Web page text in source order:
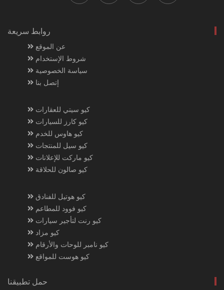
روابط سريعة
عن الموقع
شروط الإستخدام
سياسة الخصوصية
إتصل بنا
كيو سيتي للعقارات
كيو كارز للسيارات
كيو هاوس للخدم
كيو سيل للمنتجات
كيو ماركت للإعلانات
كيو صالون للحلاقة
كيو هوتيل للفنادق
كيو فوود للمطاعم
كيو رنت لتأجير سيارات
كيو مزاد
كيو نامبر للوحات والأرقام
كيو هوست للمواقع
حمل تطبيقنا